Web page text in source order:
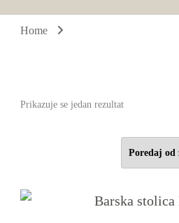
Home
Prikazuje se jedan rezultat